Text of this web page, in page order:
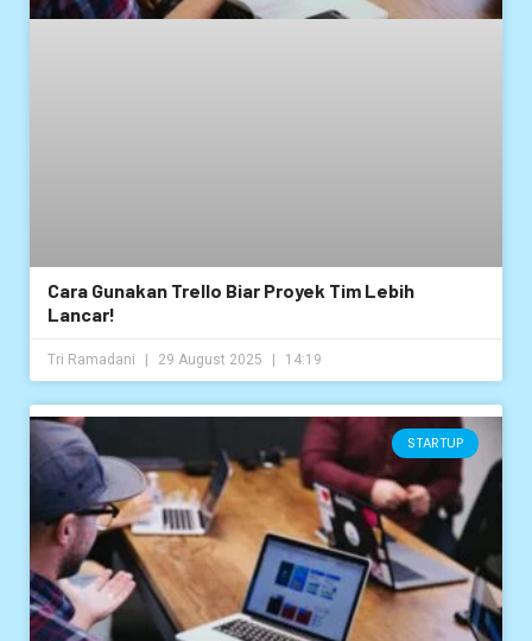
Cara Gunakan Trello Biar Proyek Tim Lebih
Lancar!
Tri Ramadani 29 August 2025 14:19
STARTUP